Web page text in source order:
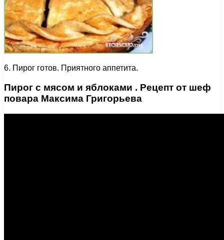
6. Пирог готов. Приятного аппетита.
Пирог с мясом и яблоками . Рецепт от шеф
повара Максима Григорьева